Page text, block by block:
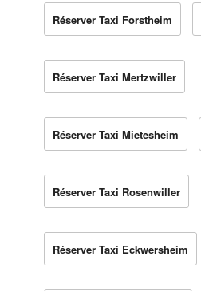
Réserver Taxi Forstheim
Réserver Taxi Mertzwiller
Réserver Taxi Mietesheim
Réserver Taxi Rosenwiller
Réserver Taxi Eckwersheim